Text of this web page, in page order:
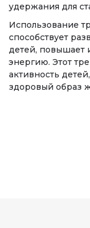
удержания для
Использование
способствует
детей, повышает
энергию. Этот
активность
здоровый образ